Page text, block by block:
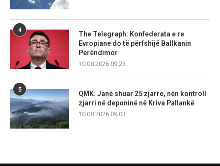
4
The Telegraph: Konfederata e re
Evropiane do të përfshijë Ballkanin
Perëndimor
10.08.2026 09:23
5
QMK: Janë shuar 25 zjarre, nën kontroll
zjarri në deponinë në Kriva Pallankë
10.08.2026 09:03